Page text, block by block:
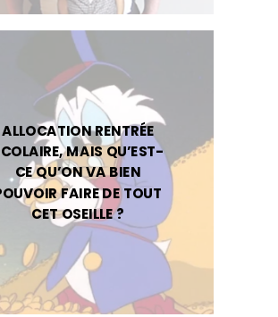
ALLOCATION RENTRÉE
MAIS QU’EST-
CE QU’ON VA BIEN
FAIRE DE TOUT
CET OSEILLE ?